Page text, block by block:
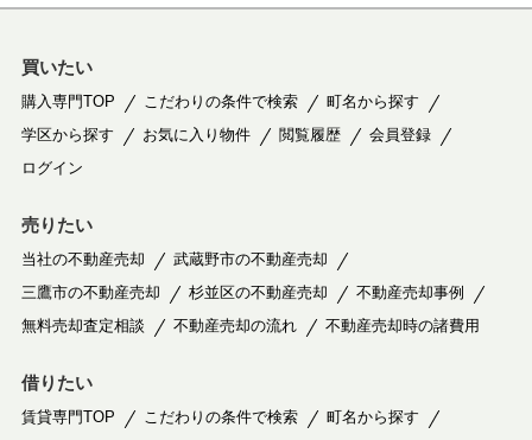
買いたい
購入専門TOP こだわりの条件で検索
町名から探す
学区から探す
お気に入り物件 閲覧履歴
会員登録
ログイン
売りたい
当社の不動産売却
武蔵野市の不動産売却
三鷹市の不動産売却
杉並区の不動産売却
不動産売却事例
無料売却査定相談
不動産売却の流れ 不動産売却時の諸費用
借りたい
賃貸専門TOP こだわりの条件で検索
町名から探す